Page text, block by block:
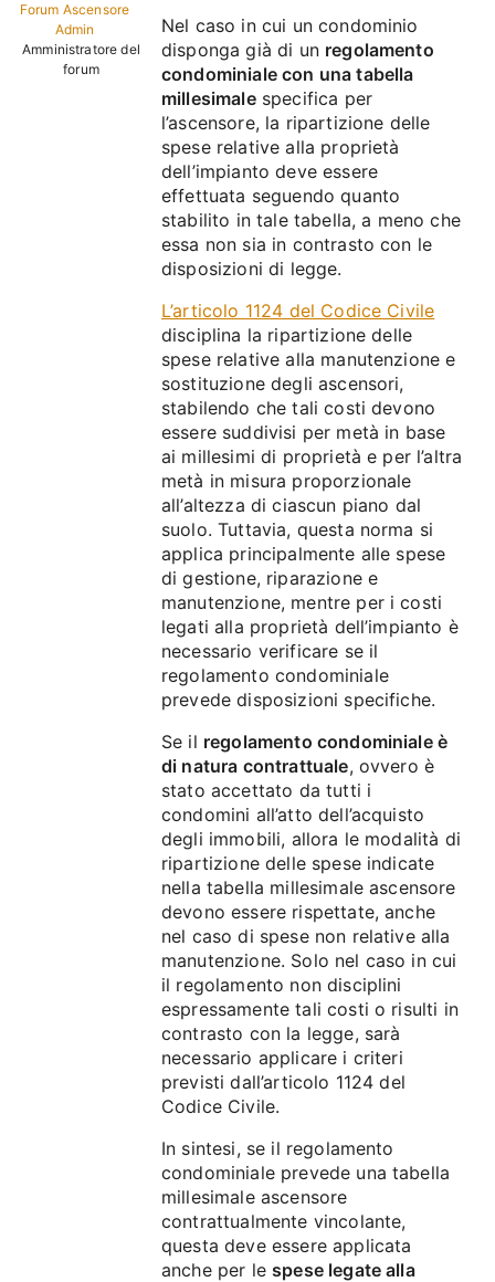
Forum Ascensore
Admin
Amministratore del
forum
Nel caso in cui un condominio
disponga già di un regolamento
condominiale con una tabella
millesimalespecifica per
l’ascensore, la ripartizione delle
spese relative alla proprietà
dell’impianto deve essere
effettuata seguendo quanto
stabilito in tale tabella, a meno che
essa non sia in contrasto con le
disposizioni di legge.
L’articolo 1124 del Codice Civile
disciplina la ripartizione delle
spese relative alla manutenzione e
sostituzione degli ascensori,
stabilendo che tali costi devono
essere suddivisi per metà in base
ai millesimi di proprietà e per l’altra
metà in misura proporzionale
all’altezza di ciascun piano dal
suolo. Tuttavia, questa norma si
applica principalmente alle spese
di gestione, riparazione e
manutenzione, mentre per i costi
legati alla proprietà dell’impianto è
necessario verificare se il
regolamento condominiale
prevede disposizioni specifiche.
Se il regolamento condominiale è
di natura contrattuale, ovvero è
stato accettato da tutti i
condomini all’atto dell’acquisto
degli immobili, allora le modalità di
ripartizione delle spese indicate
nella tabella millesimale ascensore
devono essere rispettate, anche
nel caso di spese non relative alla
manutenzione. Solo nel caso in cui
il regolamento non disciplini
espressamente tali costi o risulti in
contrasto con la legge, sarà
necessario applicare i criteri
previsti dall’articolo 1124 del
Codice Civile.
In sintesi, se il regolamento
condominiale prevede una tabella
millesimale ascensore
contrattualmente vincolante,
questa deve essere applicata
anche per lespese legate alla